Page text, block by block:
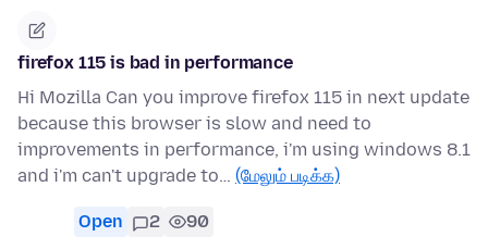
firefox 115 is bad in performance
Hi Mozilla Can you improve firefox 115 in next update
because this browser is slow and need to
improvements in performance, i'm using windows 8.1
and i'm can't upgrade to… (மேலும் படிக்க)
Open 2 90